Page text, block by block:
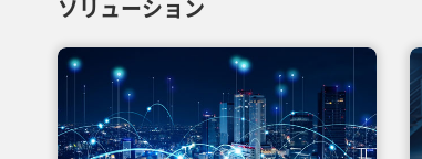
ソリューション